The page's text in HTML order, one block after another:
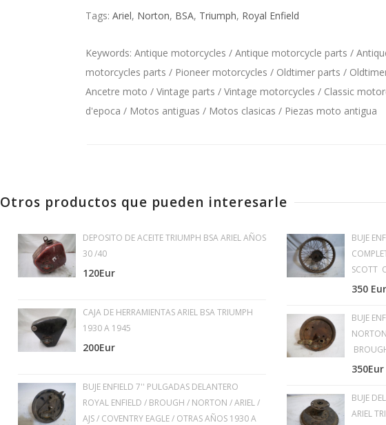
Tags: Ariel, Norton, BSA, Triumph, Royal Enfield
Keywords: Antique motorcycles / Antique motorcycle parts /
motorcycles parts / Pioneer motorcycles / Oldtimer parts /
Ancetre moto / Vintage parts / Vintage motorcycles / Classic
d'epoca / Motos antiguas / Motos clasicas / Piezas moto antigua
Otros productos que pueden interesarle
DEPOSITO DE ACEITE TRIUMPH BSA ARIEL AÑOS
30 /40
120Eur
CAJA DE HERRAMIENTAS ARIEL BSA TRIUMPH
1930 A 1945
200Eur
BUJE ENFIELD 7'' PULGADAS DELANTERO
ROYAL ENFIELD / BROUGH / NORTON / ARIEL /
AJS / COVENTRY EAGLE / OTRAS AÑOS 1930 A
BUJE
SCOTT
350 Eur
BUJE
350Eur
BUJE
ARIEL